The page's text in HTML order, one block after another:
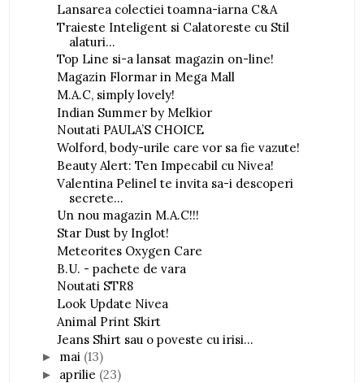
Lansarea colectiei toamna-iarna C&A
Traieste Inteligent si Calatoreste cu Stil
alaturi...
Top Line si-a lansat magazin on-line!
Magazin Flormar in Mega Mall
M.A.C, simply lovely!
Indian Summer by Melkior
Noutati PAULA’S CHOICE
Wolford, body-urile care vor sa fie vazute!
Beauty Alert: Ten Impecabil cu Nivea!
Valentina Pelinel te invita sa-i descoperi
secrete...
Un nou magazin M.A.C!!!
Star Dust by Inglot!
Meteorites Oxygen Care
B.U. - pachete de vara
Noutati STR8
Look Update Nivea
Animal Print Skirt
Jeans Shirt sau o poveste cu irisi...
► mai (13)
► aprilie (23)